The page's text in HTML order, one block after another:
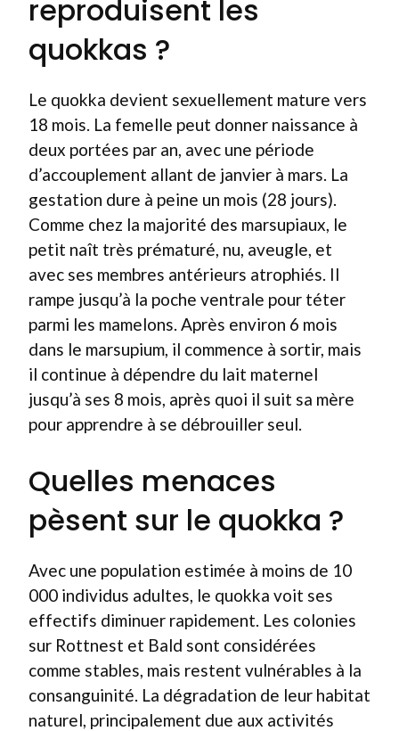
reproduisent les
quokkas ?
Le quokka devient sexuellement mature vers
18 mois. La femelle peut donner naissance à
deux portées par an, avec une période
d’accouplement allant de janvier à mars. La
gestation dure à peine un mois (28 jours).
Comme chez la majorité des marsupiaux, le
petit naît très prématuré, nu, aveugle, et
avec ses membres antérieurs atrophiés. Il
rampe jusqu’à la poche ventrale pour téter
parmi les mamelons. Après environ 6 mois
dans le marsupium, il commence à sortir, mais
il continue à dépendre du lait maternel
jusqu’à ses 8 mois, après quoi il suit sa mère
pour apprendre à se débrouiller seul.
Quelles menaces
pèsent sur le quokka ?
Avec une population estimée à moins de 10
000 individus adultes, le quokka voit ses
effectifs diminuer rapidement. Les colonies
sur Rottnest et Bald sont considérées
comme stables, mais restent vulnérables à la
consanguinité. La dégradation de leur habitat
naturel, principalement due aux activités